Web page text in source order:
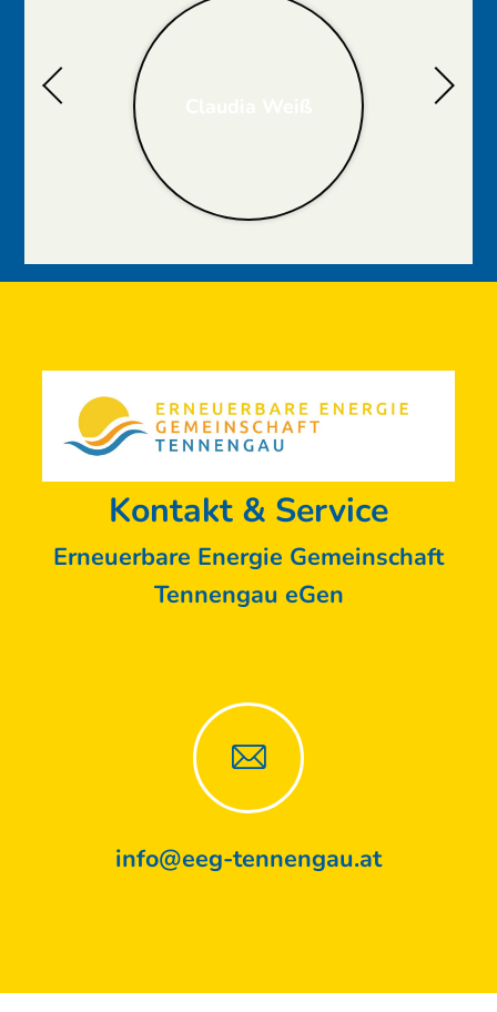
Kontakt & Service
Erneuerbare Energie Gemeinschaft
Tennengau eGen
info@eeg-tennengau.at